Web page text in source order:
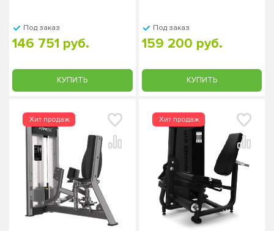
Под заказ
146 751 руб.
КУПИТЬ
Под заказ
159 200 руб.
КУПИТЬ